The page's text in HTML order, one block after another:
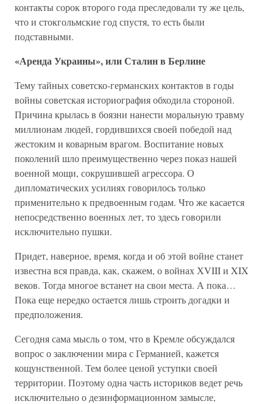
контакты сорок второго года преследовали ту же цель,
что и стокгольмские год спустя, то есть были
подставными.
«Аренда Украины», или Сталин в Берлине
Тему тайных советско-германских контактов в годы
войны советская историография обходила стороной.
Причина крылась в боязни нанести моральную травму
миллионам людей, гордившихся своей победой над
жестоким и коварным врагом. Воспитание новых
поколений шло преимущественно через показ нашей
военной мощи, сокрушившей агрессора. О
дипломатических усилиях говорилось только
применительно к предвоенным годам. Что же касается
непосредственно военных лет, то здесь говорили
исключительно пушки.
Придет, наверное, время, когда и об этой войне станет
известна вся правда, как, скажем, о войнах ХVIII и XIX
веков. Тогда многое встанет на свои места. А пока…
Пока еще нередко остается лишь строить догадки и
предположения.
Сегодня сама мысль о том, что в Кремле обсуждался
вопрос о заключении мира с Германией, кажется
кощунственной. Тем более ценой уступки своей
территории. Поэтому одна часть историков ведет речь
исключительно о дезинформационном замысле,